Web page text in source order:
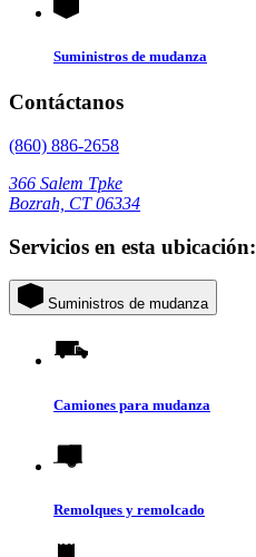
Suministros de mudanza
Contáctanos
(860) 886-2658
366 Salem Tpke
Bozrah, CT 06334
Servicios en esta ubicación:
Suministros de mudanza
Camiones para mudanza
Remolques y remolcado